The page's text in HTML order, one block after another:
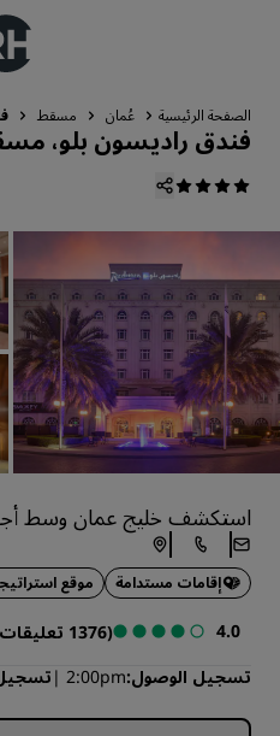
الصفحة الرئيسية عُمان مسقط
فندق راديسون بلو،
استكشف خليج عمان وسط أجواءٍ
إقامات مستدامة موقع
4.0
(1376 تعليقات)
تسجيل الوصول 2:00pm تسجيل